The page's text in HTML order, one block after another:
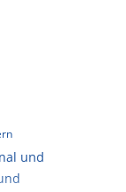
und